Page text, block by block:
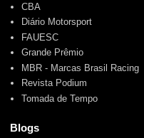
CBA
Diário Motorsport
FAUESC
Grande Prêmio
MBR - Marcas Brasil Racing
Revista Podium
Tomada de Tempo
Blogs